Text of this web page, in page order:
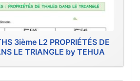
3ième L2 PROPRIÉTÉS DE
LE TRIANGLE by TEHUA